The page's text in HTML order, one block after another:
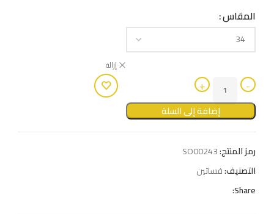
المقاس
إزالة
إضافة إلى السلة
رمز المنتج:SO00243
التصنيف:فساتين
Share: